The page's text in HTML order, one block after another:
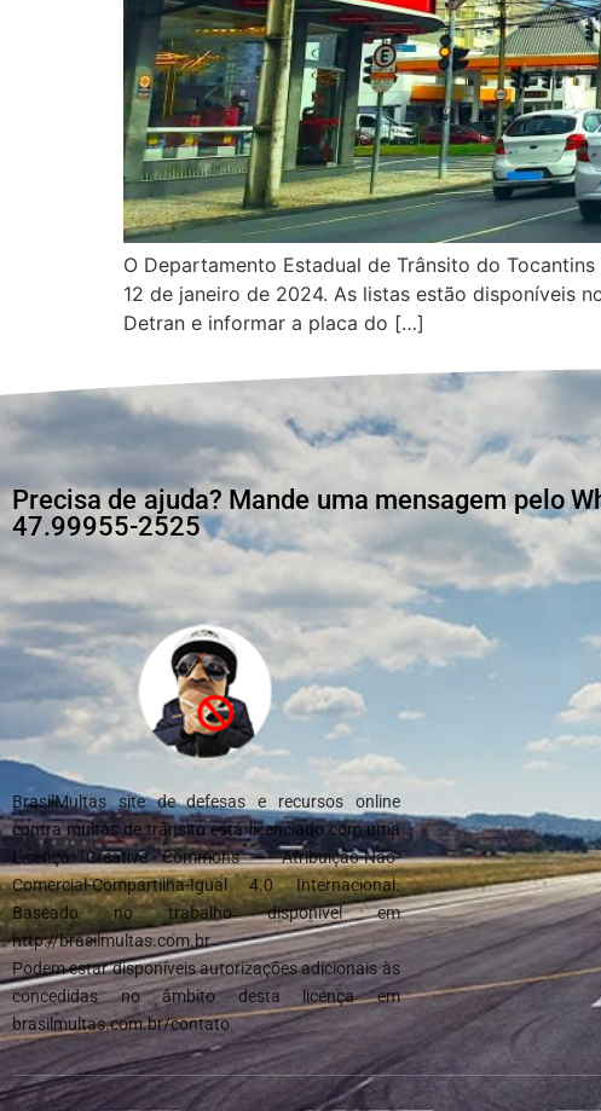
O Departamento Estadual de Trânsito do
12 de janeiro de 2024. As listas estão disponíveis
Detran e informar a placa do […]
Precisa de ajuda? Mande uma mensagem pelo
47.99955-2525
BrasilMultas site de defesas e recursos online
contra multas de trânsito está licenciado com uma
Licença Creative Commons – Atribuição-Não-
Comercial-Compartilha-Igual 4.0 Internacional.
Baseado no trabalho disponível em
http://brasilmultas.com.br
Podem estar disponíveis autorizações adicionais às
concedidas no âmbito desta licença em
brasilmultas.com.br/contato.